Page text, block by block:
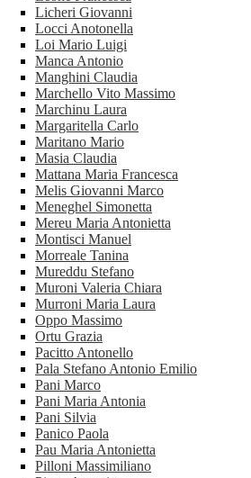
Licheri Giovanni
Locci Anotonella
Loi Mario Luigi
Manca Antonio
Manghini Claudia
Marchello Vito Massimo
Marchinu Laura
Margaritella Carlo
Maritano Mario
Masia Claudia
Mattana Maria Francesca
Melis Giovanni Marco
Meneghel Simonetta
Mereu Maria Antonietta
Montisci Manuel
Morreale Tanina
Mureddu Stefano
Muroni Valeria Chiara
Murroni Maria Laura
Oppo Massimo
Ortu Grazia
Pacitto Antonello
Pala Stefano Antonio Emilio
Pani Marco
Pani Maria Antonia
Pani Silvia
Panico Paola
Pau Maria Antonietta
Pilloni Massimiliano